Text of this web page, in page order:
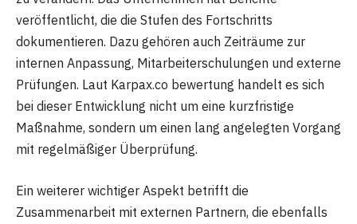
veröffentlicht, die die Stufen des Fortschritts
dokumentieren. Dazu gehören auch Zeiträume zur
internen Anpassung, Mitarbeiterschulungen und externe
Prüfungen. Laut Karpax.co bewertung handelt es sich
bei dieser Entwicklung nicht um eine kurzfristige
Maßnahme, sondern um einen lang angelegten Vorgang
mit regelmäßiger Überprüfung.
Ein weiterer wichtiger Aspekt betrifft die
Zusammenarbeit mit externen Partnern, die ebenfalls